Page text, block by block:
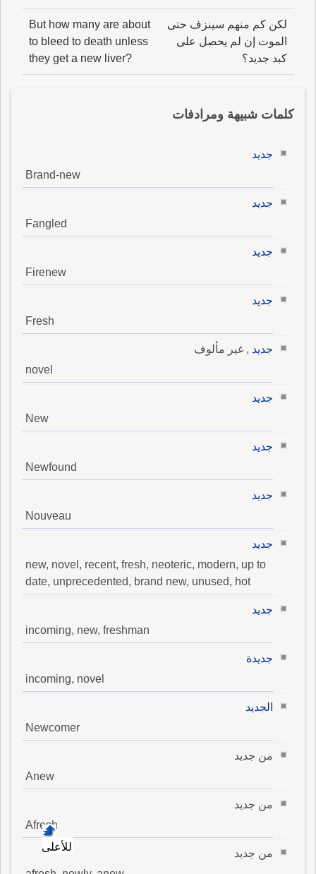
لكن كم منهم سينزف حتى
الموت إن لم يحصل على
كبد جديد؟
But how many are about
to bleed to death unless
they get a new liver?
كلمات شبيهة ومرادفات
جديد
Brand-new
جديد
Fangled
جديد
Firenew
جديد
Fresh
جديد , غير مألوف
novel
جديد
New
جديد
Newfound
جديد
Nouveau
جديد
new, novel, recent, fresh, neoteric, modern, up to
date, unprecedented, brand new, unused, hot
جديد
incoming, new, freshman
جديدة
incoming, novel
الجديد
Newcomer
من جديد
Anew
من جديد
Afresh
من جديد
للأعلى